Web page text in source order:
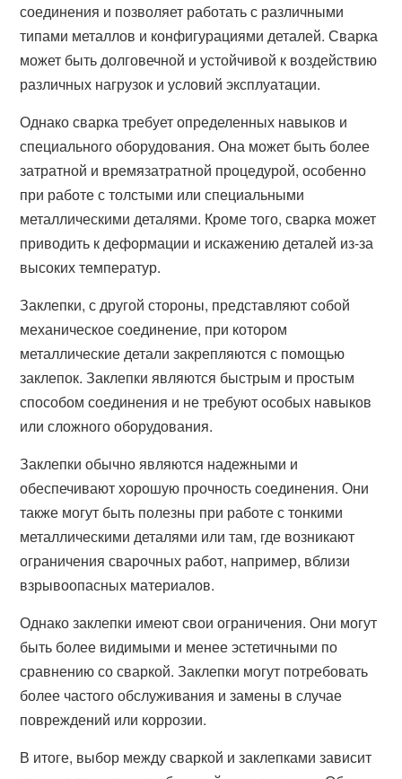
соединения и позволяет работать с различными
типами металлов и конфигурациями деталей. Сварка
может быть долговечной и устойчивой к воздействию
различных нагрузок и условий эксплуатации.
Однако сварка требует определенных навыков и
специального оборудования. Она может быть более
затратной и времязатратной процедурой, особенно
при работе с толстыми или специальными
металлическими деталями. Кроме того, сварка может
приводить к деформации и искажению деталей из-за
высоких температур.
Заклепки, с другой стороны, представляют собой
механическое соединение, при котором
металлические детали закрепляются с помощью
заклепок. Заклепки являются быстрым и простым
способом соединения и не требуют особых навыков
или сложного оборудования.
Заклепки обычно являются надежными и
обеспечивают хорошую прочность соединения. Они
также могут быть полезны при работе с тонкими
металлическими деталями или там, где возникают
ограничения сварочных работ, например, вблизи
взрывоопасных материалов.
Однако заклепки имеют свои ограничения. Они могут
быть более видимыми и менее эстетичными по
сравнению со сваркой. Заклепки могут потребовать
более частого обслуживания и замены в случае
повреждений или коррозии.
В итоге, выбор между сваркой и заклепками зависит